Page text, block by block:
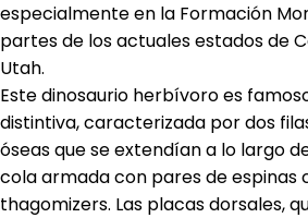
especialmente en la Formación
partes de los actuales estados de
Utah.
Este dinosaurio herbívoro es
distintiva, caracterizada por dos
óseas que se extendían a lo largo
cola armada con pares de espinas
thagomizers. Las placas dorsales,